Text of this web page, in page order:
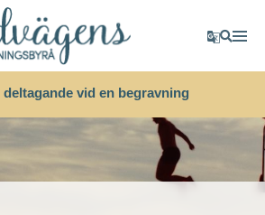
deltagande vid en begravning